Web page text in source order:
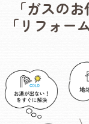
「ガスの
「リフォー